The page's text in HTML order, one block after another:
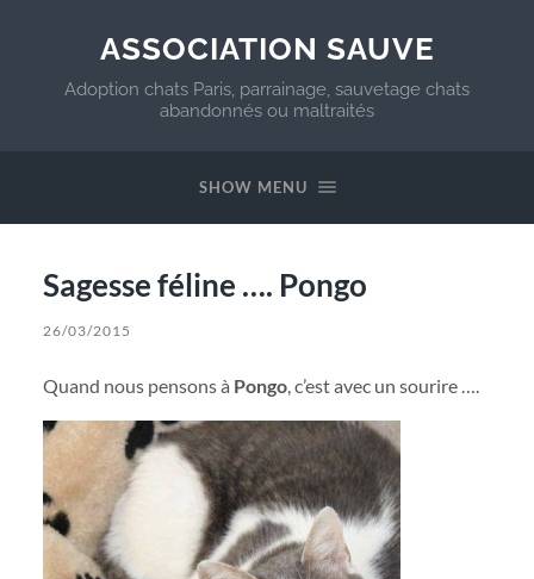
ASSOCIATION SAUVE
Adoption chats Paris, parrainage, sauvetage chats
abandonnés ou maltraités
SHOW MENU
Sagesse féline …. Pongo
26/03/2015
Quand nous pensons à Pongo, c’est avec un sourire ….